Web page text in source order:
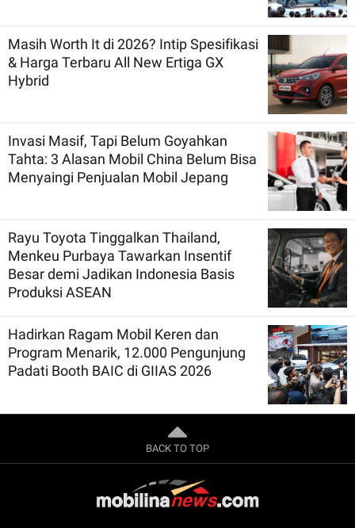
Masih Worth It di 2026? Intip Spesifikasi
& Harga Terbaru All New Ertiga GX
Hybrid
Invasi Masif, Tapi Belum Goyahkan
Tahta: 3 Alasan Mobil China Belum Bisa
Menyaingi Penjualan Mobil Jepang
Rayu Toyota Tinggalkan Thailand,
Menkeu Purbaya Tawarkan Insentif
Besar demi Jadikan Indonesia Basis
Produksi ASEAN
Hadirkan Ragam Mobil Keren dan
Program Menarik, 12.000 Pengunjung
Padati Booth BAIC di GIIAS 2026
BACK TO TOP